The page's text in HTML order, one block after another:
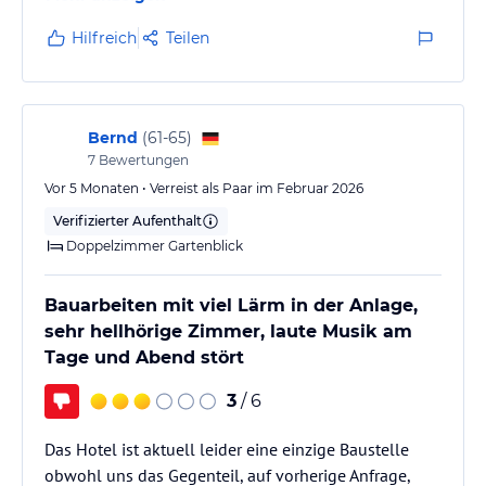
Elphinstone und Dolphin House sowie Wracktauchen - auch für
Man kann wählen, ob man ein Tauchpaket dazu buchen möchte
oder nicht.
DIVING PACKAGE
2 DIVES (same day) 55€
2 DAYS / 4 DIVES 104€
3 DAYS / 6 DIVES 153€
4 DAYS / 8 DIVES 200€
5 DAYS / 10 DIVES 250€
mussten wir auf eigene Kosten umziehen. Auch der
Rücktransfer funktionierte nicht. Ich fordere die
vollständige Erstattung der gesamten Reise und aller
Mehrkosten.
Hilfreich Teilen
Bernd (61-65)
7 Bewertungen
Vor 5 Monaten • Verreist als Paar im Februar 2026
Verifizierter Aufenthalt
Doppelzimmer Gartenblick
Bauarbeiten mit viel Lärm in der Anlage,
sehr hellhörige Zimmer, laute Musik am
Tage und Abend stört
3 / 6
Das Hotel ist aktuell leider eine einzige Baustelle
obwohl uns das Gegenteil, auf vorherige Anfrage,